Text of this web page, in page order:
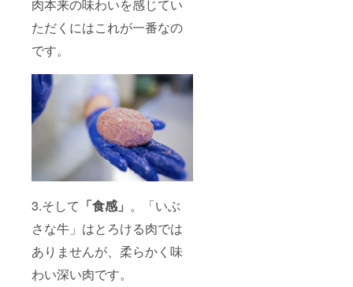
肉本来の味わいを感じてい
ただくにはこれが一番なの
です。
3.そして 「食感」 。「いぶ
さな牛」はとろける肉では
ありませんが、柔らかく味
わい深い肉です。